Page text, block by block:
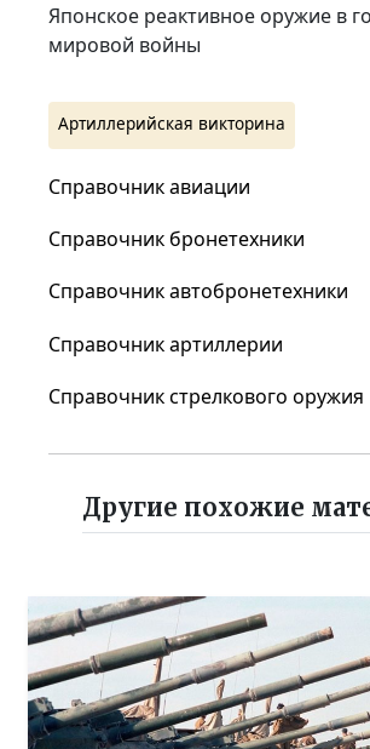
Японское реактивное оружие в
мировой войны
Артиллерийская викторина
Справочник авиации
Справочник бронетехники
Справочник автобронетехники
Справочник артиллерии
Справочник стрелкового оружия
Другие похожие